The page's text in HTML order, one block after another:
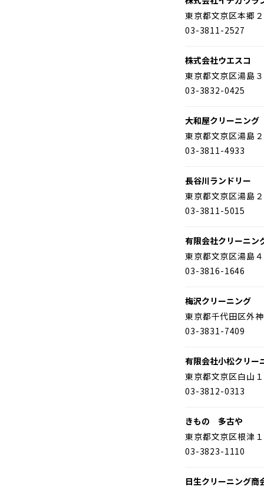
東京都文京区本郷
03-3811-2527
株式会社ウエスコ
東京都文京区湯島
03-3832-0425
大和屋クリーニング
東京都文京区湯島
03-3811-4933
長谷川ランドリー
東京都文京区湯島
03-3811-5015
有限会社クリーニン
東京都文京区湯島
03-3816-1646
梅沢クリーニング
東京都千代田区外
03-3831-7409
有限会社小松クリー
東京都文京区白山
03-3812-0313
きもの 多古や
東京都文京区根津
03-3823-1110
日生クリーニング商